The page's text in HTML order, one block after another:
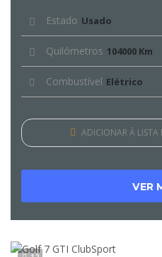
Estado Usado
Quilómetros 104000 Km
Combustível Elétrico
ADICIONAR À LISTA
VER